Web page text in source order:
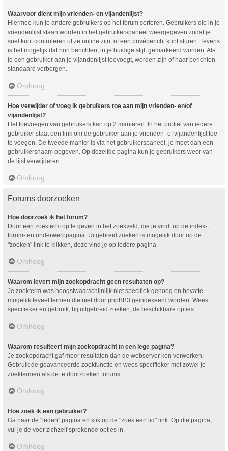
Waarvoor dient mijn vrienden- en vijandenlijst?
Hiermee kun je andere gebruikers op het forum sorteren. Gebruikers die in je
vriendenlijst staan worden in het gebruikerspaneel weergegeven zodat je
snel kunt controleren of ze online zijn, of een privébericht kunt sturen. Tevens
is het mogelijk dat hun berichten, in je huidige stijl, gemarkeerd worden. Als
je een gebruiker aan je vijandenlijst toevoegt, worden zijn of haar berichten
standaard verborgen.
Omhoog
Hoe verwijder of voeg ik gebruikers toe aan mijn vrienden- en/of
vijandenlijst?
Het toevoegen van gebruikers kan op 2 manieren. In het profiel van iedere
gebruiker staat een link om de gebruiker aan je vrienden- of vijandenlijst toe
te voegen. De tweede manier is via het gebruikerspaneel, je moet dan een
gebruikersnaam opgeven. Op dezelfde pagina kun je gebruikers weer van
de lijst verwijderen.
Omhoog
Forums doorzoeken
Hoe doorzoek ik het forum?
Door een zoekterm op te geven in het zoekveld, die je vindt op de index-,
forum- en onderwerppagina. Uitgebreid zoeken is mogelijk door op de
"zoeken" link te klikken, deze vind je op iedere pagina.
Omhoog
Waarom levert mijn zoekopdracht geen resultaten op?
Je zoekterm was hoogstwaarschijnlijk niet specifiek genoeg en bevatte
mogelijk teveel termen die niet door phpBB3 geïndexeerd worden. Wees
specifieker en gebruik, bij uitgebreid zoeken, de beschikbare opties.
Omhoog
Waarom resulteert mijn zoekopdracht in een lege pagina?
Je zoekopdracht gaf meer resultaten dan de webserver kon verwerken.
Gebruik de geavanceerde zoekfunctie en wees specifieker met zowel je
zoektermen als de te doorzoeken forums.
Omhoog
Hoe zoek ik een gebruiker?
Ga naar de "leden" pagina en klik op de "zoek een lid" link. Op die pagina,
vul je de voor zichzelf sprekende opties in.
Omhoog